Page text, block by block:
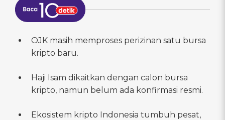
OJK masih memproses perizinan satu bursa
kripto baru.
Haji Isam dikaitkan dengan calon bursa
kripto, namun belum ada konfirmasi resmi.
Ekosistem kripto Indonesia tumbuh pesat,